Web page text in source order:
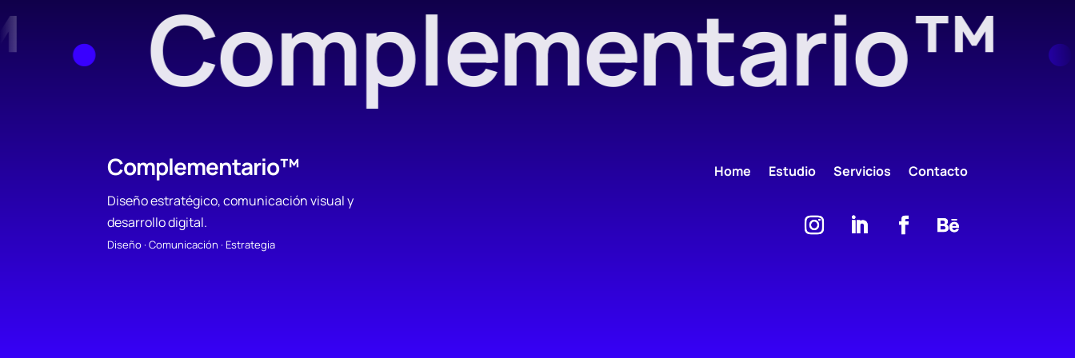
• Complementario™
Complementario™
Diseño estratégico, comunicación visual y
desarrollo digital.
Diseño · Comunicación · Estrategia
Home Estudio Servicios Contacto